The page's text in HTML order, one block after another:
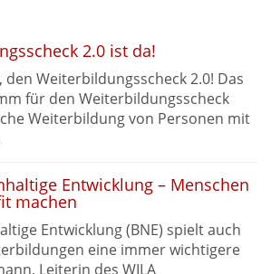
2.0 ist da!
den Weiterbildungsscheck 2.0! Das
für den Weiterbildungsscheck
Weiterbildung von Personen mit
Entwicklung – Menschen
machen
Entwicklung (BNE) spielt auch
eine immer wichtigere
Leiterin des WILA